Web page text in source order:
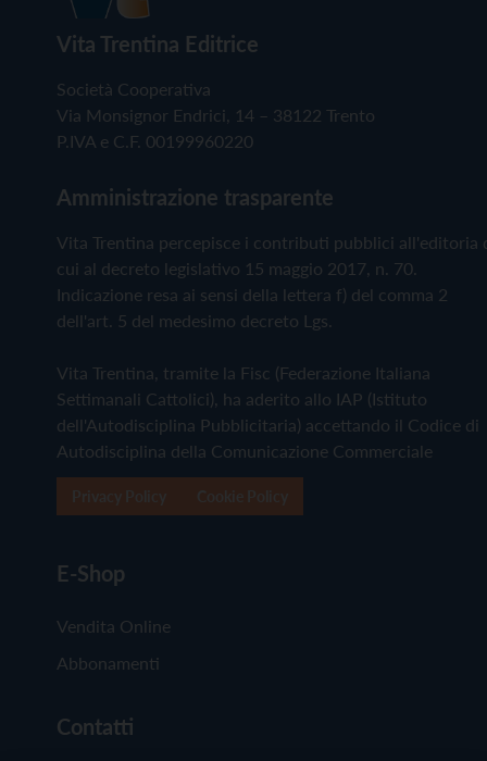
Vita Trentina Editrice
Società Cooperativa
Via Monsignor Endrici, 14 – 38122 Trento
P.IVA e C.F. 00199960220
Amministrazione trasparente
Vita Trentina percepisce i contributi pubblici all'editoria
cui al decreto legislativo 15 maggio 2017, n. 70.
Indicazione resa ai sensi della lettera f) del comma 2
dell'art. 5 del medesimo decreto Lgs.
Vita Trentina, tramite la Fisc (Federazione Italiana
Settimanali Cattolici), ha aderito allo IAP (Istituto
dell'Autodisciplina Pubblicitaria) accettando il Codice di
Autodisciplina della Comunicazione Commerciale
E-Shop
Vendita Online
Abbonamenti
Contatti